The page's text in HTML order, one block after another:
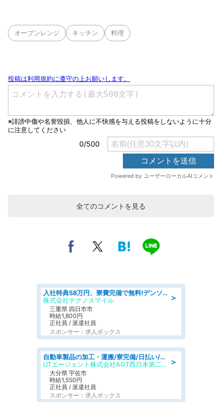
オーブンレンジ キッチン 料理
全てのコメントを見る
＞
入社特典58万円、寮費完備で無料!デンソーで働こう!自動車工場で小型部品の検査業務 denso aichi
株式会社テクノスマイル
三重県 四日市市
時給1,800円
正社員 / 派遣社員
スポンサー：求人ボックス
＞
自動車製品の加工・運搬/寮完備/日払い/工場・製造
UTエージェント株式会社AGT西日本第二CU
大分県 宇佐市
時給1,550円
正社員 / 派遣社員
スポンサー：求人ボックス